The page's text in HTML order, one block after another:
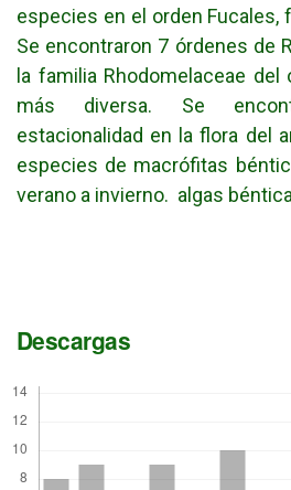
especies en el orden Fucales,
Se encontraron 7 órdenes de
la familia Rhodomelaceae
más diversa. Se
estacionalidad en la flora del
especies de macrófitas
verano a invierno. algas
Descargas